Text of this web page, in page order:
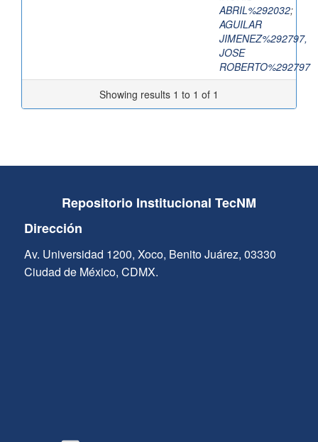
ABRIL%292032;
AGUILAR
JIMENEZ%292797,
JOSE
ROBERTO%292797
Showing results 1 to 1 of 1
Repositorio Institucional TecNM
Dirección
Av. Universidad 1200, Xoco, Benito Juárez, 03330
Ciudad de México, CDMX.